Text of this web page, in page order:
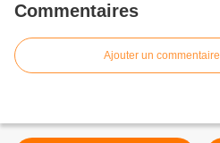
Commentaires
Ajouter un commentaire